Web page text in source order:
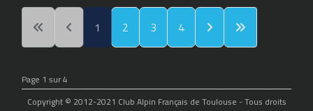
1 2 3 4
Page 1 sur 4
Copyright © 2012-2021 Club Alpin Français de Toulouse - Tous droits